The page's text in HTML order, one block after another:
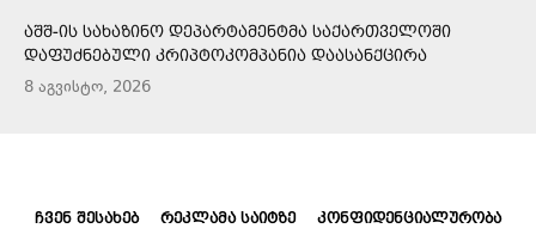
ᲐᲨᲨ-ᲘᲡ ᲡᲐᲮᲐᲖᲘᲜᲝ ᲓᲔᲞᲐᲠᲢᲐᲛᲔᲜᲢᲛᲐ ᲡᲐᲥᲐᲠᲗᲕᲔᲚᲝᲨᲘ
ᲓᲐᲤᲣᲫᲜᲔᲑᲣᲚᲘ ᲙᲠᲘᲞᲢᲝᲙᲝᲛᲞᲐᲜᲘᲐ ᲓᲐᲐᲡᲐᲜᲥᲪᲘᲠᲐ
8 აგვისტო, 2026
ᲩᲕᲔᲜ ᲨᲔᲡᲐᲮᲔᲑ ᲠᲔᲙᲚᲐᲛᲐ ᲡᲐᲘᲢᲖᲔ ᲙᲝᲜᲤᲘᲓᲔᲜᲪᲘᲐᲚᲣᲠᲝᲑᲐ